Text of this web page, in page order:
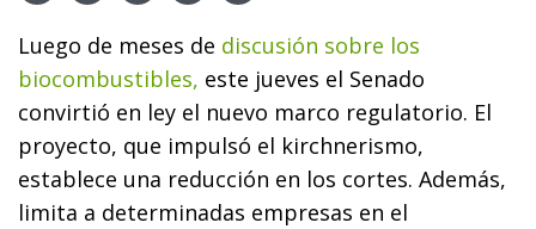
Luego de meses de discusión sobre los
biocombustibles, este jueves el Senado
convirtió en ley el nuevo marco regulatorio. El
proyecto, que impulsó el kirchnerismo,
establece una reducción en los cortes. Además,
limita a determinadas empresas en el